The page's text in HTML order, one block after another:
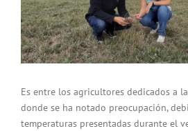
grande
Es entre los agricultores dedicados a
donde se ha notado preocupación,
temperaturas presentadas durante el